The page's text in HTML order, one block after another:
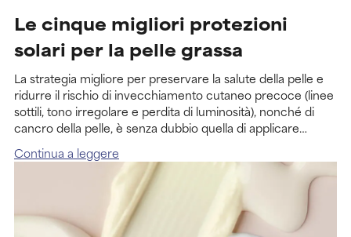
Le cinque migliori protezioni
solari per la pelle grassa
La strategia migliore per preservare la salute della pelle e
ridurre il rischio di invecchiamento cutaneo precoce (linee
sottili, tono irregolare e perdita di luminosità), nonché di
cancro della pelle, è senza dubbio quella di applicare
quotidianamente e in ...
Continua a leggere